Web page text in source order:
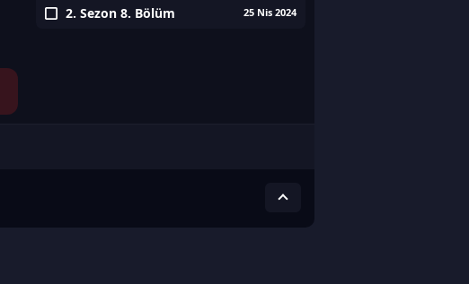
2. Sezon 8. Bölüm 25 Nis 2024